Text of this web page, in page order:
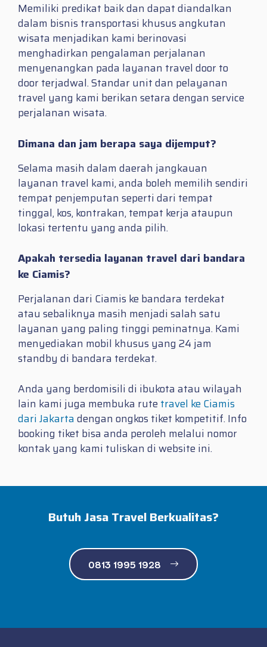
Memiliki predikat baik dan dapat diandalkan
dalam bisnis transportasi khusus angkutan
wisata menjadikan kami berinovasi
menghadirkan pengalaman perjalanan
menyenangkan pada layanan travel door to
door terjadwal. Standar unit dan pelayanan
travel yang kami berikan setara dengan service
perjalanan wisata.
Dimana dan jam berapa saya dijemput?
Selama masih dalam daerah jangkauan
layanan travel kami, anda boleh memilih sendiri
tempat penjemputan seperti dari tempat
tinggal, kos, kontrakan, tempat kerja ataupun
lokasi tertentu yang anda pilih.
Apakah tersedia layanan travel dari bandara
ke Ciamis?
Perjalanan dari Ciamis ke bandara terdekat
atau sebaliknya masih menjadi salah satu
layanan yang paling tinggi peminatnya. Kami
menyediakan mobil khusus yang 24 jam
standby di bandara terdekat.
Anda yang berdomisili di ibukota atau wilayah
lain kami juga membuka rute travel ke Ciamis
dari Jakarta dengan ongkos tiket kompetitif. Info
booking tiket bisa anda peroleh melalui nomor
kontak yang kami tuliskan di website ini.
Butuh Jasa Travel Berkualitas?
0813 1995 1928